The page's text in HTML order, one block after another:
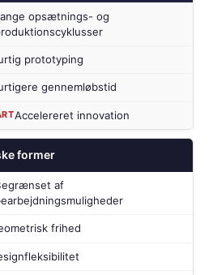
opsætnings- og
prototyping
gennemløbstid
Accelereret innovation
former
af
frihed